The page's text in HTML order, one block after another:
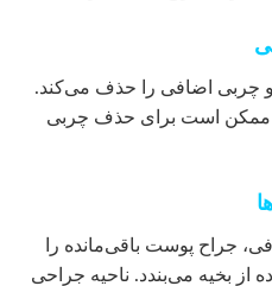
چربی اضافی را حذف می‌کند.
ممکن است برای حذف چربی
جراح پوست باقی‌مانده را
از بخیه می‌بندد. ناحیه جراحی